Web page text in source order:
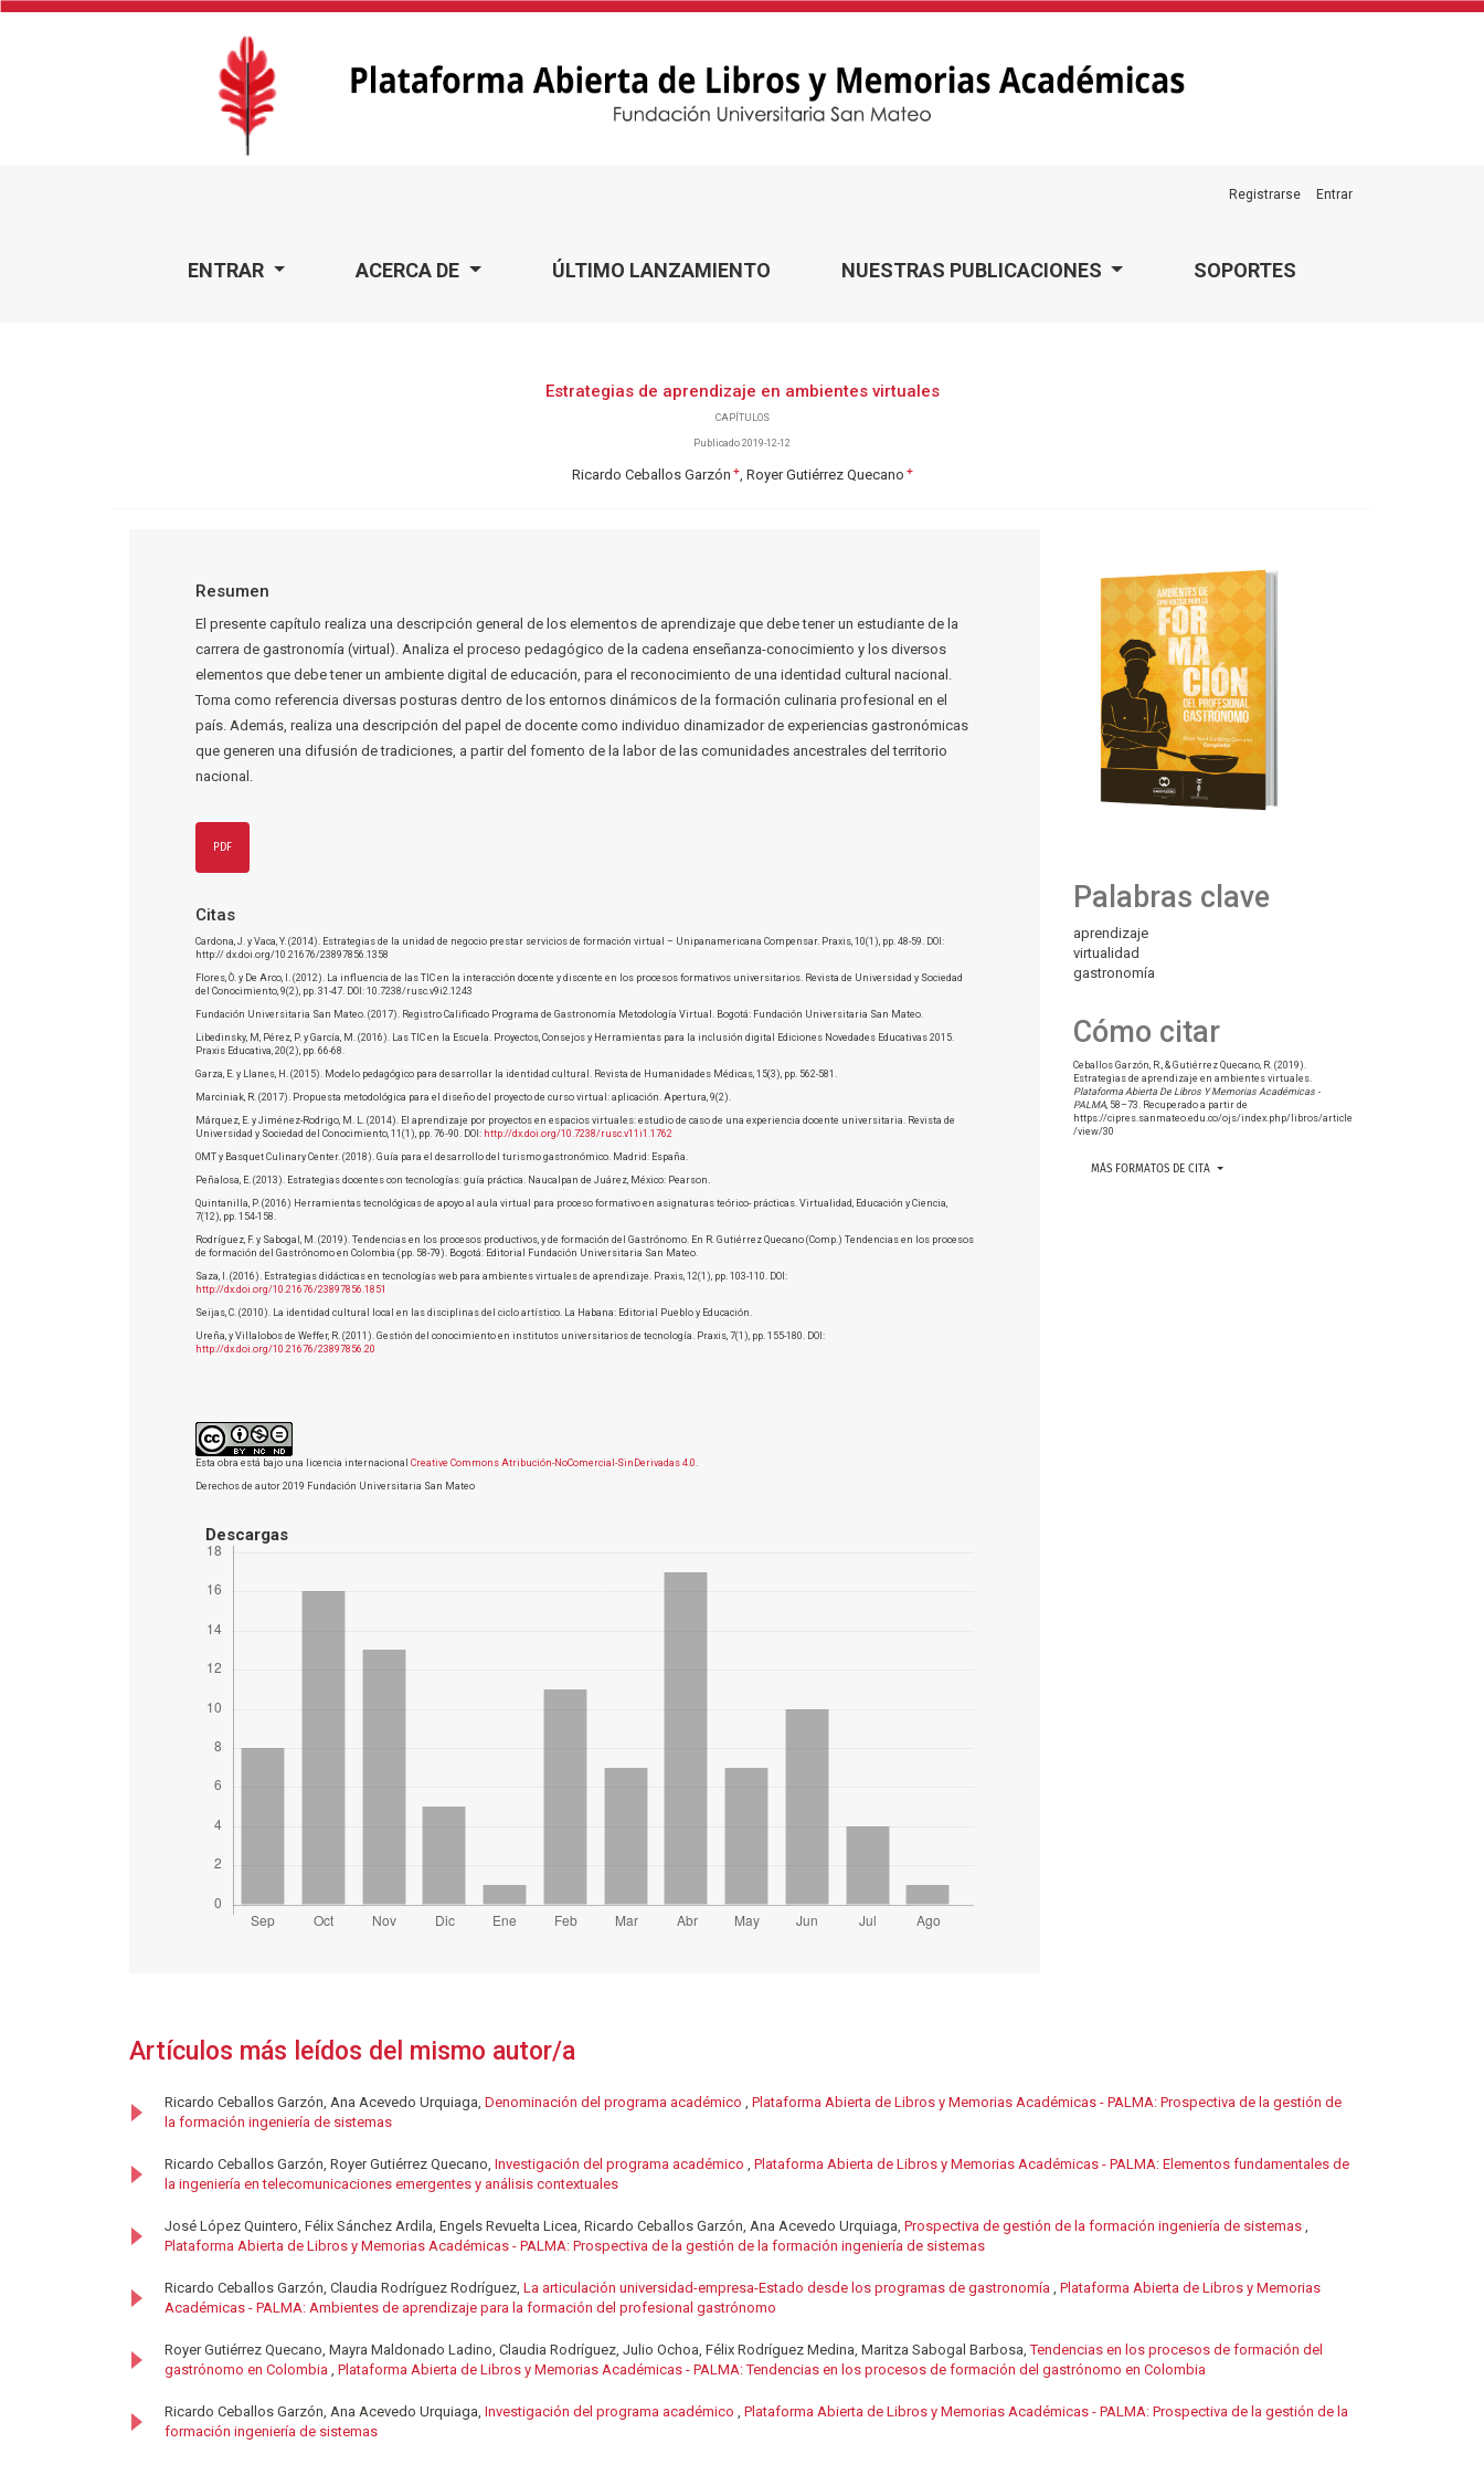
ENTRAR ACERCA DE ÚLTIMO LANZAMIENTO NUESTRAS PUBLICACIONES SOPORTES
Registrarse Entrar
Estrategias de aprendizaje en ambientes virtuales
CAPÍTULOS
Publicado 2019-12-12
Ricardo Ceballos Garzón + Royer Gutiérrez Quecano +
Palabras clave
aprendizaje
virtualidad
gastronomía
Cómo citar
Ceballos Garzón, R., & Gutiérrez Quecano, R. (2019).
Estrategias de aprendizaje en ambientes virtuales.
Plataforma Abierta De Libros Y Memorias Académicas -
PALMA, 58–73. Recuperado a partir de
https://cipres.sanmateo.edu.co/ojs/index.php/libros/article
/view/30
MÁS FORMATOS DE CITA
Resumen
El presente capítulo realiza una descripción general de los elementos de aprendizaje que debe tener un estudiante de la
carrera de gastronomía (virtual). Analiza el proceso pedagógico de la cadena enseñanza-conocimiento y los diversos
elementos que debe tener un ambiente digital de educación, para el reconocimiento de una identidad cultural nacional.
Toma como referencia diversas posturas dentro de los entornos dinámicos de la formación culinaria profesional en el
país. Además, realiza una descripción del papel de docente como individuo dinamizador de experiencias gastronómicas
que generen una difusión de tradiciones, a partir del fomento de la labor de las comunidades ancestrales del territorio
nacional.
PDF
Citas
Cardona, J. y Vaca, Y. (2014). Estrategias de la unidad de negocio prestar servicios de formación virtual – Unipanamericana Compensar. Praxis, 10(1), pp. 48-59. DOI:
http:// dx.doi.org/10.21676/23897856.1358
Flores, Ò. y De Arco, I. (2012). La influencia de las TIC en la interacción docente y discente en los procesos formativos universitarios. Revista de Universidad y Sociedad
del Conocimiento, 9(2), pp. 31-47. DOI: 10.7238/rusc.v9i2.1243
Fundación Universitaria San Mateo. (2017). Registro Calificado Programa de Gastronomía Metodología Virtual. Bogotá: Fundación Universitaria San Mateo.
Libedinsky, M, Pérez, P. y García, M. (2016). Las TIC en la Escuela. Proyectos, Consejos y Herramientas para la inclusión digital Ediciones Novedades Educativas 2015.
Praxis Educativa, 20(2), pp. 66-68.
Garza, E. y Llanes, H. (2015). Modelo pedagógico para desarrollar la identidad cultural. Revista de Humanidades Médicas, 15(3), pp. 562-581.
Marciniak, R. (2017). Propuesta metodológica para el diseño del proyecto de curso virtual: aplicación. Apertura, 9(2).
Márquez, E. y Jiménez-Rodrigo, M. L. (2014). El aprendizaje por proyectos en espacios virtuales: estudio de caso de una experiencia docente universitaria. Revista de
Universidad y Sociedad del Conocimiento, 11(1), pp. 76‑90. DOI: http://dx.doi.org/10.7238/rusc.v11i1.1762
OMT y Basquet Culinary Center. (2018). Guía para el desarrollo del turismo gastronómico. Madrid: España.
Peñalosa, E. (2013). Estrategias docentes con tecnologías: guía práctica. Naucalpan de Juárez, México: Pearson.
Quintanilla, P. (2016) Herramientas tecnológicas de apoyo al aula virtual para proceso formativo en asignaturas teórico- prácticas. Virtualidad, Educación y Ciencia,
7(12), pp. 154-158.
Rodríguez, F. y Sabogal, M. (2019). Tendencias en los procesos productivos, y de formación del Gastrónomo. En R. Gutiérrez Quecano (Comp.) Tendencias en los procesos
de formación del Gastrónomo en Colombia (pp. 58-79). Bogotá: Editorial Fundación Universitaria San Mateo.
Saza, I. (2016). Estrategias didácticas en tecnologías web para ambientes virtuales de aprendizaje. Praxis, 12(1), pp. 103-110. DOI:
http://dx.doi.org/10.21676/23897856.1851
Seijas, C. (2010). La identidad cultural local en las disciplinas del ciclo artístico. La Habana: Editorial Pueblo y Educación.
Ureña, y Villalobos de Weffer, R. (2011). Gestión del conocimiento en institutos universitarios de tecnología. Praxis, 7(1), pp. 155-180. DOI:
http://dx.doi.org/10.21676/23897856.20
Esta obra está bajo una licencia internacional Creative Commons Atribución-NoComercial-SinDerivadas 4.0.
Derechos de autor 2019 Fundación Universitaria San Mateo
Descargas
Artículos más leídos del mismo autor/a
Ricardo Ceballos Garzón, Ana Acevedo Urquiaga, Denominación del programa académico , Plataforma Abierta de Libros y Memorias Académicas - PALMA: Prospectiva de la gestión de
la formación ingeniería de sistemas
Ricardo Ceballos Garzón, Royer Gutiérrez Quecano, Investigación del programa académico , Plataforma Abierta de Libros y Memorias Académicas - PALMA: Elementos fundamentales de
la ingeniería en telecomunicaciones emergentes y análisis contextuales
José López Quintero, Félix Sánchez Ardila, Engels Revuelta Licea, Ricardo Ceballos Garzón, Ana Acevedo Urquiaga, Prospectiva de gestión de la formación ingeniería de sistemas ,
Plataforma Abierta de Libros y Memorias Académicas - PALMA: Prospectiva de la gestión de la formación ingeniería de sistemas
Ricardo Ceballos Garzón, Claudia Rodríguez Rodríguez, La articulación universidad-empresa-Estado desde los programas de gastronomía , Plataforma Abierta de Libros y Memorias
Académicas - PALMA: Ambientes de aprendizaje para la formación del profesional gastrónomo
Royer Gutiérrez Quecano, Mayra Maldonado Ladino, Claudia Rodríguez, Julio Ochoa, Félix Rodríguez Medina, Maritza Sabogal Barbosa,Tendencias en los procesos de formación del
gastrónomo en Colombia , Plataforma Abierta de Libros y Memorias Académicas - PALMA: Tendencias en los procesos de formación del gastrónomo en Colombia
Ricardo Ceballos Garzón, Ana Acevedo Urquiaga, Investigación del programa académico , Plataforma Abierta de Libros y Memorias Académicas - PALMA: Prospectiva de la gestión de la
formación ingeniería de sistemas